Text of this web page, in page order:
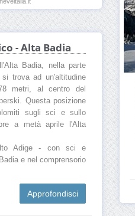
- Alta Badia
Badia, nella parte
si trova ad un'altitudine
metri, al centro del
Questa posizione
sugli sci e sullo
a metà aprile l'Alta
Adige - con sci e
e nel comprensorio
Approfondisci